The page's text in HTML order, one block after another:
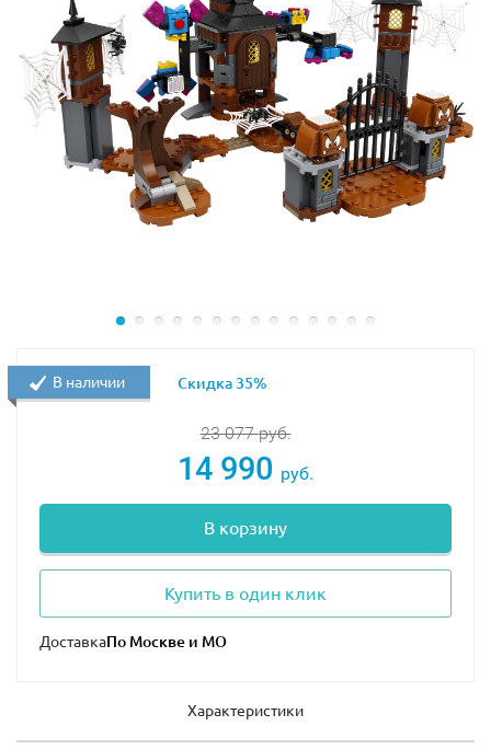
23 077руб.
14 990 руб.
В корзину
Купить в один клик
Доставка
В наличии Скидка 35%
Характеристики